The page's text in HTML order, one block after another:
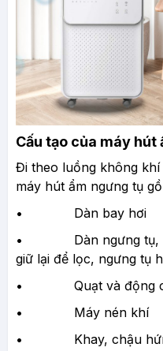
Cấu tạo của máy hút
Đi theo luồng không
máy hút ẩm ngưng tụ
• Dàn bay hơi
• Dàn ngưng tụ,
giữ lại để lọc, ngưng tụ
• Quạt và động
• Máy nén khí
• Khay, chậu hứng